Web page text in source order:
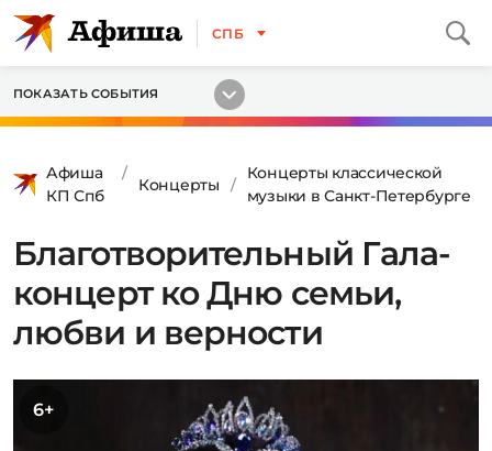
СПБ
ПОКАЗАТЬ СОБЫТИЯ
Афиша
КП Спб
Концерты
Концерты классической
музыки в Санкт-Петербурге
Благотворительный Гала-
концерт ко Дню семьи,
любви и верности
6+